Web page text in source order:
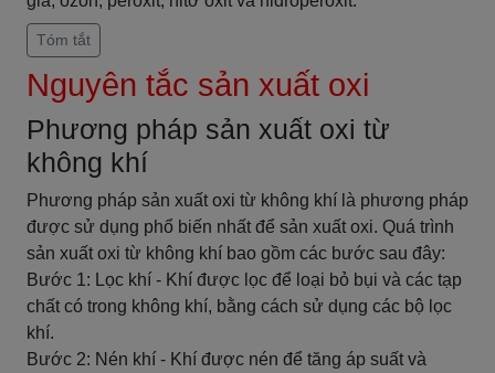
Tóm tắt
Nguyên tắc sản xuất oxi
Phương pháp sản xuất oxi từ
không khí
Phương pháp sản xuất oxi từ không khí là phương pháp
được sử dụng phổ biến nhất để sản xuất oxi. Quá trình
sản xuất oxi từ không khí bao gồm các bước sau đây:
Bước 1: Lọc khí - Khí được lọc để loại bỏ bụi và các tạp
chất có trong không khí, bằng cách sử dụng các bộ lọc
khí.
Bước 2: Nén khí - Khí được nén để tăng áp suất và